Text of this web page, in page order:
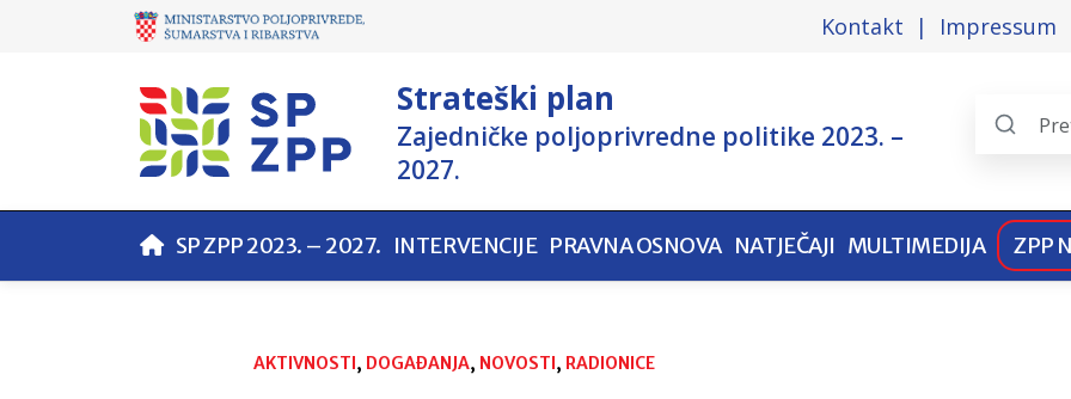
Kontakt Impressum
Strateški plan
Zajedničke poljoprivredne politike 2023. –
2027.
Search
pages
SP ZPP 2023. – 2027. INTERVENCIJE PRAVNA OSNOVA NATJEČAJI MULTIMEDIJA ZPP
AKTIVNOSTI, DOGAĐANJA, NOVOSTI, RADIONICE